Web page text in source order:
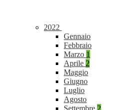
2022
Gennaio
Febbraio
Marzo 1
Aprile 2
Maggio
Giugno
Luglio
Agosto